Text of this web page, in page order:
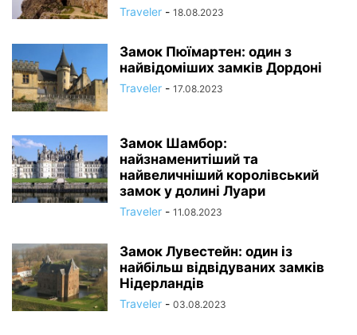
Traveler - 18.08.2023
Замок Пюїмартен: один з
найвідоміших замків Дордоні
Traveler - 17.08.2023
Замок Шамбор:
найзнаменитіший та
найвеличніший королівський
замок у долині Луари
Traveler - 11.08.2023
Замок Лувестейн: один із
найбільш відвідуваних замків
Нідерландів
Traveler - 03.08.2023